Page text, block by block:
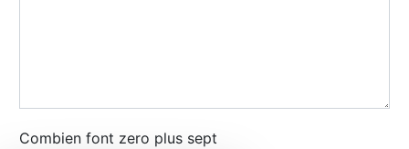
Combien font zero plus sept